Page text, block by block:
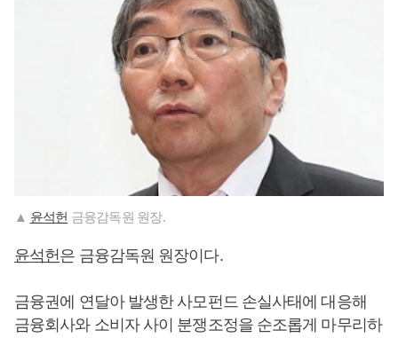
▲ 윤석헌 금융감독원 원장.
윤석헌은 금융감독원 원장이다.
금융권에 연달아 발생한 사모펀드 손실사태에 대응해
금융회사와 소비자 사이 분쟁조정을 순조롭게 마무리하